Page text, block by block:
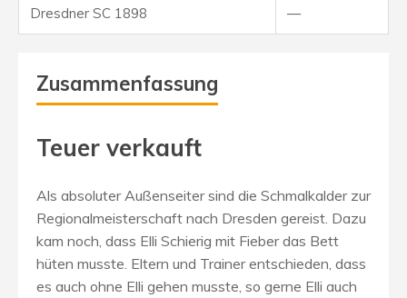
Dresdner SC 1898 —
Zusammenfassung
Teuer verkauft
Als absoluter Außenseiter sind die Schmalkalder zur
Regionalmeisterschaft nach Dresden gereist. Dazu
kam noch, dass Elli Schierig mit Fieber das Bett
hüten musste. Eltern und Trainer entschieden, dass
es auch ohne Elli gehen musste, so gerne Elli auch